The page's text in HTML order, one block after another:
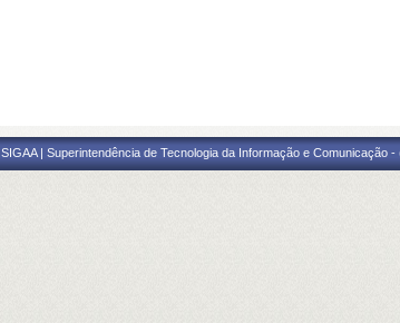
SIGAA | Superintendência de Tecnologia da Informação e